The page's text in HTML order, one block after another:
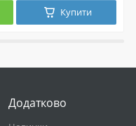
Купити
Додатково